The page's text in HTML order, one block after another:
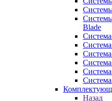
Blade
Назад